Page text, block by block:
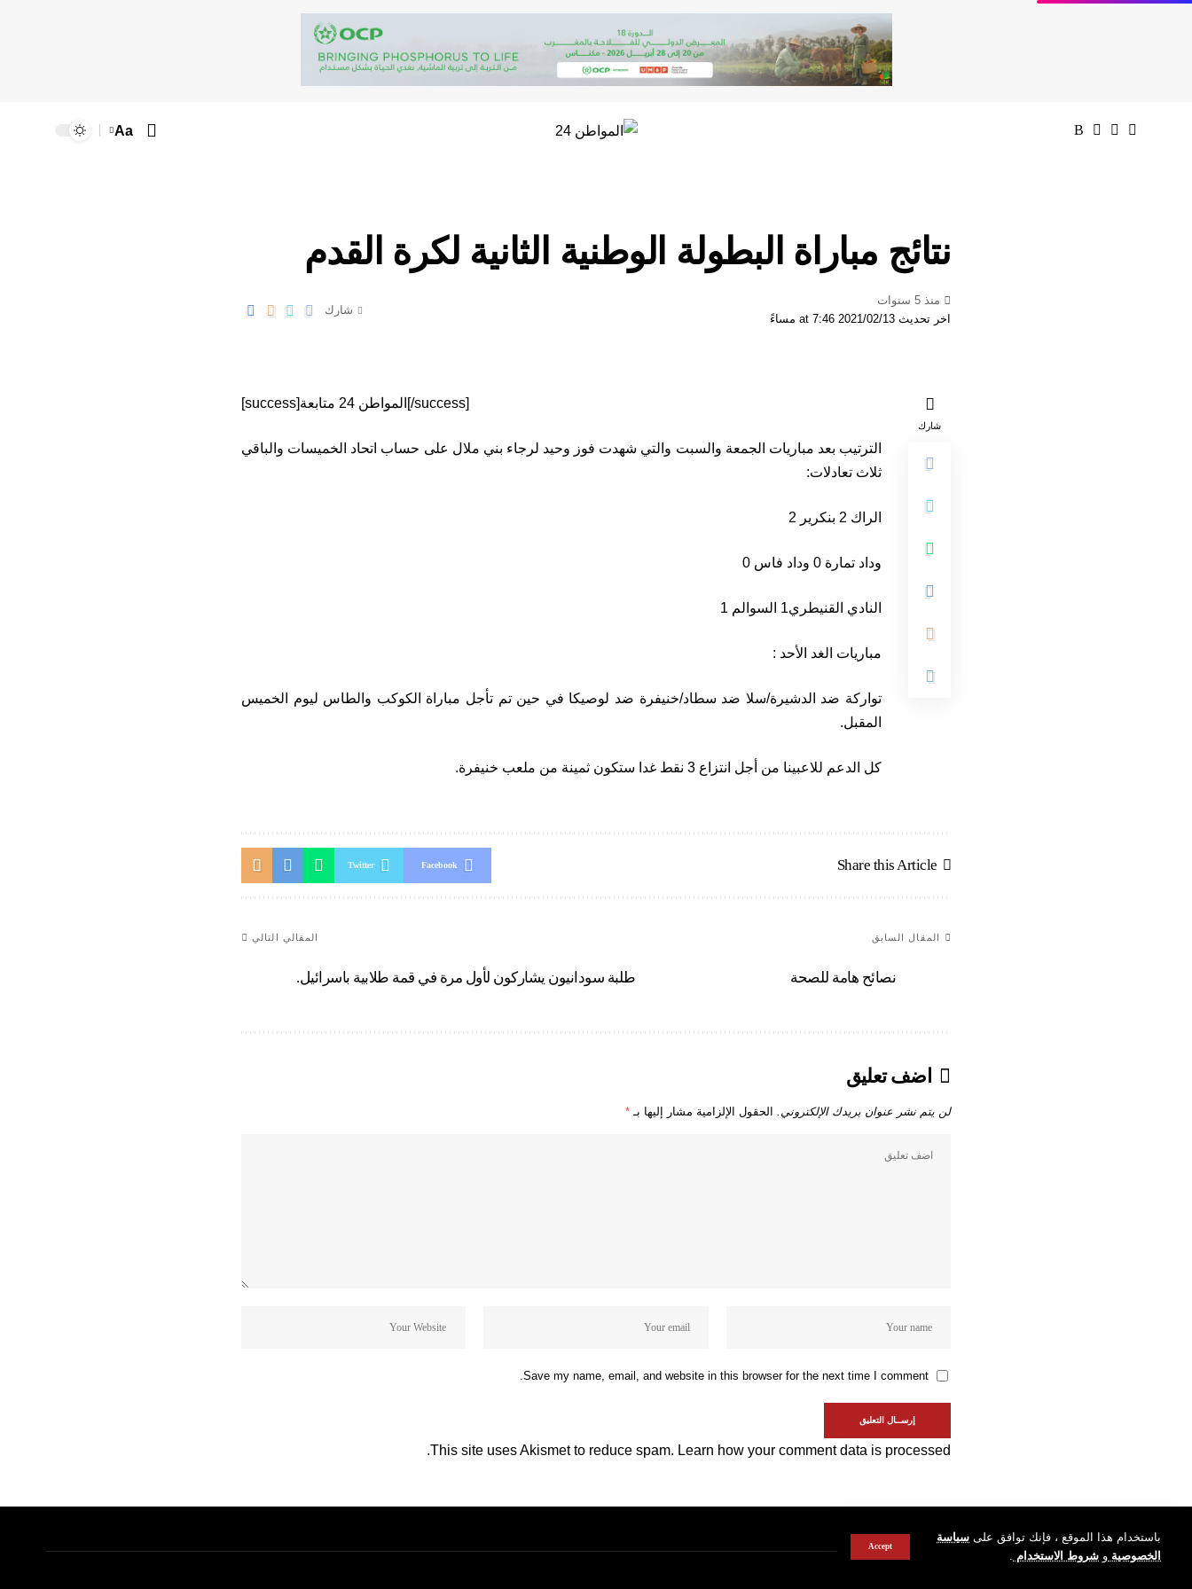
باستخدام هذا الموقع ، فإنك توافق على سياسة
الخصوصية و شروط الاستخدام .
Accept
Aa
نتائج مباراة البطولة الوطنية الثانية لكرة القدم
اخر تحديث 2021/02/13 at 7:46 مساءً
منذ 5 سنوات
شارك
شارك
[success]المواطن 24 متابعة[/success]
الترتيب بعد مباريات الجمعة والسبت والتي شهدت فوز وحيد لرجاء بني ملال على حساب اتحاد الخميسات والباقي
ثلاث تعادلات:
الراك 2 بنكرير 2
وداد تمارة 0 وداد فاس 0
النادي القنيطري1 السوالم 1
مباريات الغد الأحد :
تواركة ضد الدشيرة/سلا ضد سطاد/خنيفرة ضد لوصيكا في حين تم تأجل مباراة الكوكب والطاس ليوم الخميس
المقبل.
كل الدعم للاعبينا من أجل انتزاع 3 نقط غدا ستكون ثمينة من ملعب خنيفرة.
Share this Article
Facebook
Twitter
المقال السابق
نصائح هامة للصحة
المقالي التالي
طلبة سودانيون يشاركون لأول مرة في قمة طلابية باسرائيل.
اضف تعليق
لن يتم نشر عنوان بريدك الإلكتروني. الحقول الإلزامية مشار إليها بـ *
Save my name, email, and website in this browser for the next time I comment.
This site uses Akismet to reduce spam. Learn how your comment data is processed.